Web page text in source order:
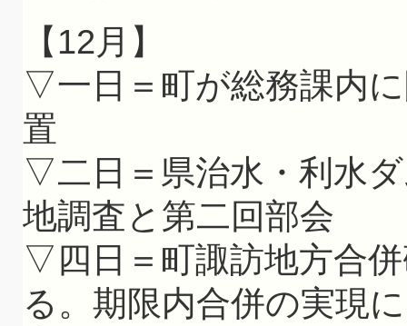
【12月】
▽一日＝町が総務課内
置
▽二日＝県治水・利水
地調査と第二回部会
▽四日＝町諏訪地方合
る。期限内合併の実現